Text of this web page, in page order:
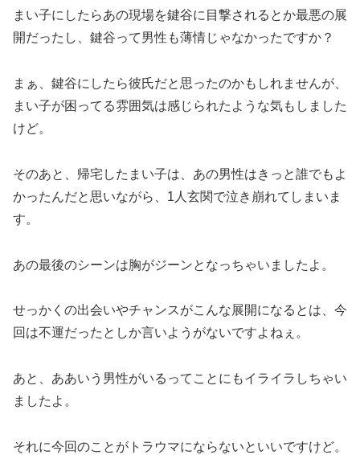
まい子にしたらあの現場を鍵谷に目撃されるとか最悪の展
開だったし、鍵谷って男性も薄情じゃなかったですか？
まぁ、鍵谷にしたら彼氏だと思ったのかもしれませんが、
まい子が困ってる雰囲気は感じられたような気もしました
けど。
そのあと、帰宅したまい子は、あの男性はきっと誰でもよ
かったんだと思いながら、1人玄関で泣き崩れてしまいま
す。
あの最後のシーンは胸がジーンとなっちゃいましたよ。
せっかくの出会いやチャンスがこんな展開になるとは、今
回は不運だったとしか言いようがないですよねぇ。
あと、ああいう男性がいるってことにもイライラしちゃい
ましたよ。
それに今回のことがトラウマにならないといいですけど。